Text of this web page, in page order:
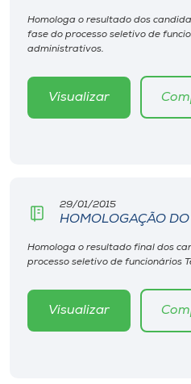
Homologa o resultado dos
fase do processo seletivo de
administrativos.
Visualizar
29/01/2015
HOMOLOGAÇÃO
Homologa o resultado final dos
processo seletivo de funcionários
Visualizar